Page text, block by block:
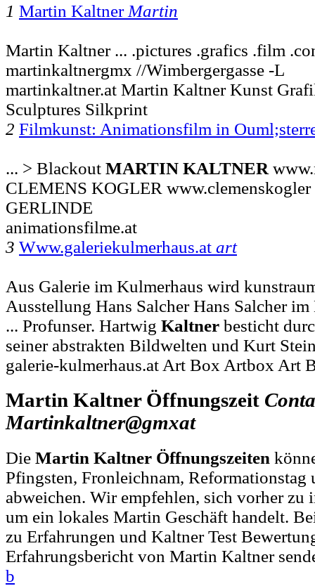
1 Martin Kaltner Martin
Martin Kaltner ... .pictures .grafics .film
martinkaltnergmx //Wimbergergasse -L
martinkaltner.at Martin Kaltner Kunst
Sculptures Silkprint
2 Filmkunst: Animationsfilm in
... > Blackout MARTIN KALTNER
CLEMENS KOGLER
GERLINDE
animationsfilme.at
3 Www.galeriekulmerhaus.at art
Aus Galerie im Kulmerhaus wird
Ausstellung Hans Salcher Hans Salcher
... Profunser. Hartwig Kaltner besticht
seiner abstrakten Bildwelten und Kurt
galerie-kulmerhaus.at Art Box Artbox Art
Martin Kaltner Öffnungszeit
Martinkaltner@gmxat
Die Martin Kaltner Öffnungszeiten
Pfingsten, Fronleichnam,
abweichen. Wir empfehlen, sich vorher zu
um ein lokales Martin Geschäft handelt.
zu Erfahrungen und Kaltner Test
Erfahrungsbericht von Martin Kaltner
b